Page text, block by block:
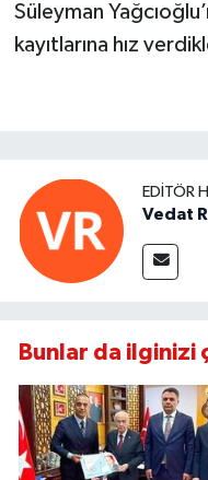
Süleyman
kayıtlarına hız
EDITÖR
Vedat
Bunlar da ilginizi